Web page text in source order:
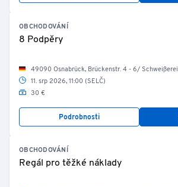
OBCHODOVÁNÍ
8 Podpěry
49090 Osnabrück, Brückenstr. 4 - 6/ Schweißerei
11. srp 2026, 11:00 (SELČ)
30 €
Podrobnosti
OBCHODOVÁNÍ
Regál pro těžké náklady